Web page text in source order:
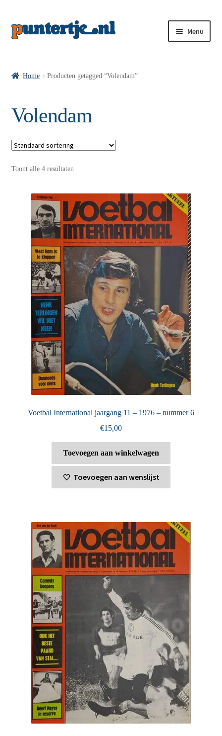
Menu
VI’s met Posters
Wie is puntertje
Puntertjes
Contact
Home Producten getagged “Volendam”
Volendam
Toont alle 4 resultaten
Voetbal International jaargang 11 – 1976 – nummer 6
€15,00
Toevoegen aan winkelwagen
Toevoegen aan wenslijst